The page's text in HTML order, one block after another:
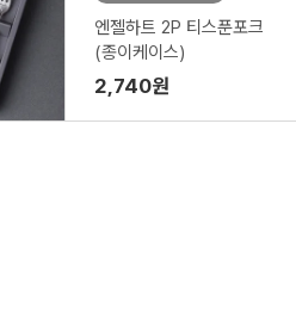
엔젤하트 2P 티스푼포크
(종이케이스)
2,740원